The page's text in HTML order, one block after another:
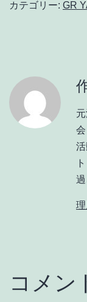
カテゴリー: GR
過
コメン